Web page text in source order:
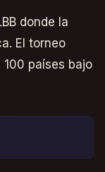
donde la
El torneo
países bajo